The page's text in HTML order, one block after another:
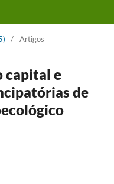
/ Artigos
capital e
de